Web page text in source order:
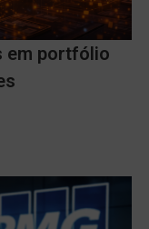
em portfólio